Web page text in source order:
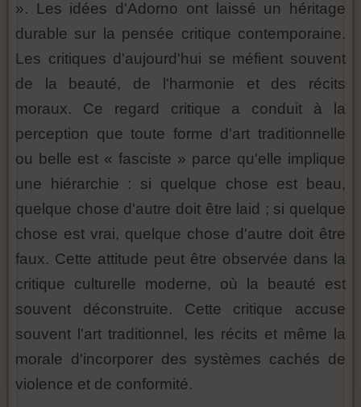
». Les idées d'Adorno ont laissé un héritage
durable sur la pensée critique contemporaine.
Les critiques d'aujourd'hui se méfient souvent
de la beauté, de l'harmonie et des récits
moraux. Ce regard critique a conduit à la
perception que toute forme d'art traditionnelle
ou belle est « fasciste » parce qu'elle implique
une hiérarchie : si quelque chose est beau,
quelque chose d'autre doit être laid ; si quelque
chose est vrai, quelque chose d'autre doit être
faux. Cette attitude peut être observée dans la
critique culturelle moderne, où la beauté est
souvent déconstruite. Cette critique accuse
souvent l'art traditionnel, les récits et même la
morale d'incorporer des systèmes cachés de
violence et de conformité.